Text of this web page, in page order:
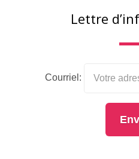
Lettre
Courriel: